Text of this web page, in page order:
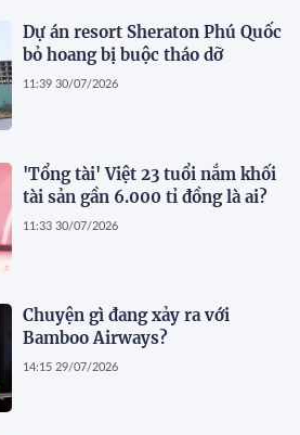
Dự án resort Sheraton Phú Quốc
bỏ hoang bị buộc tháo dỡ
11:39 30/07/2026
'Tổng tài' Việt 23 tuổi nắm khối
tài sản gần 6.000 tỉ đồng là ai?
11:33 30/07/2026
Chuyện gì đang xảy ra với
Bamboo Airways?
14:15 29/07/2026